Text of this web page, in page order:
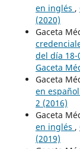
en inglés ,
(2020)
Gaceta
del día 18-
Gaceta
Gaceta
en español
2 (2016)
Gaceta
en inglés ,
(2019)